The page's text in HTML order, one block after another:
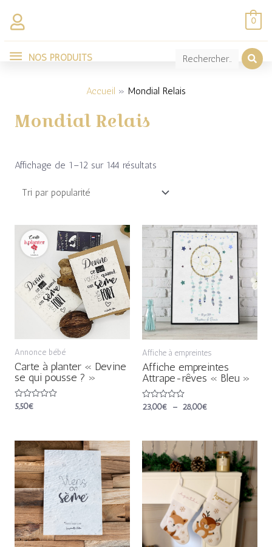
contenu
NOS
NOS PRODUITS
0
Accueil Mondial Relais
Mondial Relais
Affichage de 1–12 sur 144 résultats
Annonce bébé
Carte à planter « Devine
se qui pousse ? »
Note
5,50€
Affiche à empreintes
Affiche empreintes
Attrape-rêves « Bleu »
Note
23,00€ – 28,00€
Plage
de
prix :
23,00€
à
28,00€